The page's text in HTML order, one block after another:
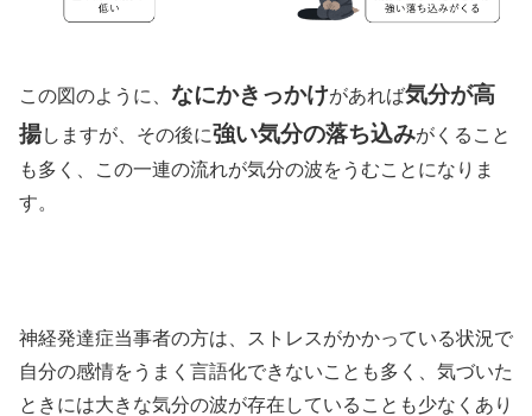
この図のように、 なにかきっかけがあれば気分が高
揚しますが、その後に強い気分の落ち込みがくること
も多く、この一連の流れが気分の波をうむことになりま
す。
神経発達症当事者の方は、ストレスがかかっている状況で
自分の感情をうまく言語化できないことも多く、気づいた
ときには大きな気分の波が存在していることも少なくあり